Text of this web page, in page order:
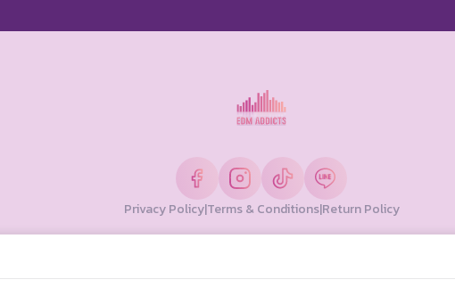
Privacy Policy|Terms & Conditions|Return Policy
© Copyright 2026 EDM Addicts. All Rights Reserved